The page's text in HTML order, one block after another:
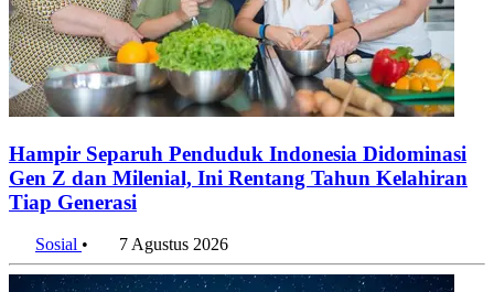
Hampir Separuh Penduduk Indonesia Didominasi
Gen Z dan Milenial, Ini Rentang Tahun Kelahiran
Tiap Generasi
Sosial • 7 Agustus 2026